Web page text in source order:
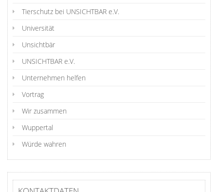
Tierschutz bei UNSICHTBAR e.V.
Universität
Unsichtbär
UNSICHTBAR e.V.
Unternehmen helfen
Vortrag
Wir zusammen
Wuppertal
Würde wahren